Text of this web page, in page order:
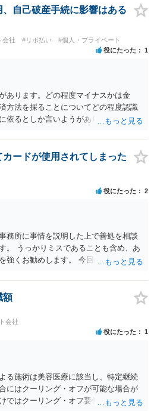
自己破産手続に影響はある
会社 #リボ払い #個人・プライベート
役にたった 1
あります。どの程度マイナスかは金
方法を採ることについてどの程度認識
依るとしか言いようがありません。 と
ことをお勧めします。
ードが使用されてしまった
役にたった 2
務所に事情を説明した上で善処を相談
。 うっかりミスであることも含め、あ
強くお勧めします。 今回のできごとだ
いありません。 ご健闘をお祈りいたし
額
会社
役にたった 1
る施術は美容医療に該当し、特定継続
にはクーリング・オフが可能な場合が
ではクーリング・オフ要件を満たして